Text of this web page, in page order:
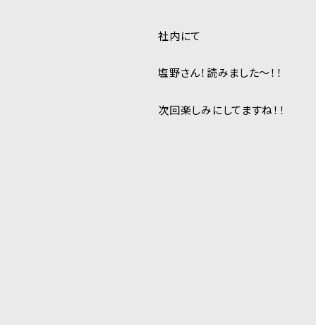
社内にて
塩野さん！読みました～！！
次回楽しみにしてますね！！